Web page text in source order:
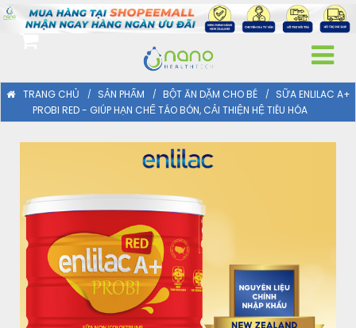
TRANG CHỦ SẢN PHẨM BỘT ĂN DẶM CHO BÉ
SỮA ENLILAC A+
PROBI RED - GIÚP HẠN CHẾ TÁO BÓN, CẢI THIỆN HỆ TIÊU HÓA